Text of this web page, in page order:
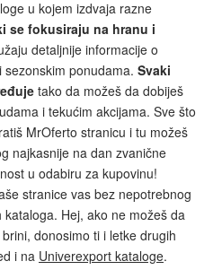
u kojem izdvaja razne
se fokusiraju na hranu i
detaljnije informacije o
ponudama. Svaki
tako da možeš da dobiješ
i tekućim akcijama. Sve što
MrOferto stranicu i tu možeš
najkasnije na dan zvanične
u odabiru za kupovinu!
stranice vas bez nepotrebnog
Hej, ako ne možeš da
donosimo ti i letke drugih
i na Univerexport kataloge.